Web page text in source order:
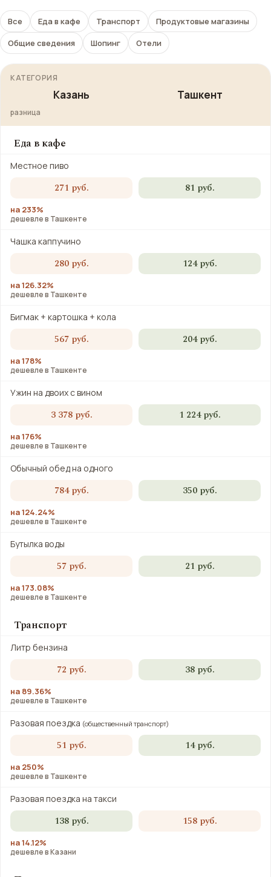
Все Еда в кафе Транспорт
Продуктовые магазины
Общие сведения
Шопинг Отели
КАТЕГОРИЯ
Казань Ташкент
разница
Еда в кафе
Местное пиво
271 руб. 81 руб.
на 233%
дешевле в Ташкенте
Чашка каппучино
280 руб. 124 руб.
на 126.32%
дешевле в Ташкенте
Бигмак + картошка + кола
567 руб. 204 руб.
на 178%
дешевле в Ташкенте
Ужин на двоих с вином
3 378 руб. 1 224 руб.
на 176%
дешевле в Ташкенте
Обычный обед на одного
784 руб. 350 руб.
на 124.24%
дешевле в Ташкенте
Бутылка воды
57 руб. 21 руб.
на 173.08%
дешевле в Ташкенте
Транспорт
Литр бензина
72 руб. 38 руб.
на 89.36%
дешевле в Ташкенте
Разовая поездка (общественный транспорт)
51 руб. 14 руб.
на 250%
дешевле в Ташкенте
Разовая поездка на такси
138 руб. 158 руб.
на 14.12%
дешевле в Казани